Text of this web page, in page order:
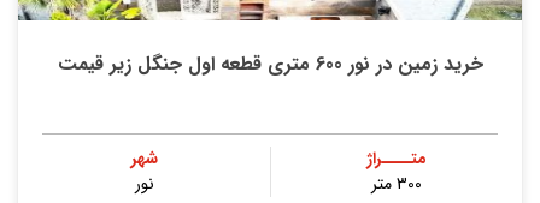
خرید زمین در نور 600 متری قطعه اول جنگل زیر قیمت
متــــراژ
300 متر
شهر
نور